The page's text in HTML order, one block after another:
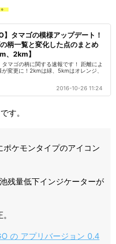
】タマゴの模様アップデート！
柄一覧と変化した点のまとめ
、2km】
マゴの柄に関する速報です！ 距離によ
変更に！2kmは緑、5kmはオレンジ、
2016-10-26 11:24
す。
ケモンタイプのアイコン
残量低下インジケーターが
の アプリバージョン 0.4